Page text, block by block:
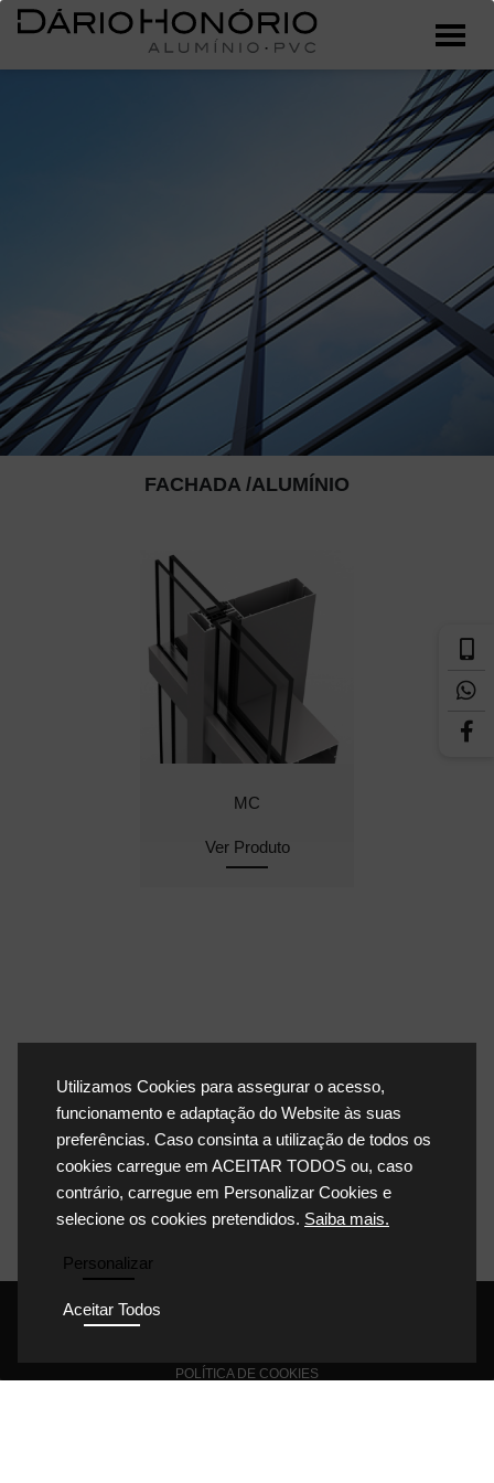
FACHADA /ALUMÍNIO
MC
Ver Produto
POLÍTICA DE COOKIES
Utilizamos Cookies para assegurar o acesso,
funcionamento e adaptação do Website às suas
preferências. Caso consinta a utilização de todos os
cookies carregue em ACEITAR TODOS ou, caso
contrário, carregue em Personalizar Cookies e
selecione os cookies pretendidos. Saiba mais.
Personalizar
Aceitar Todos